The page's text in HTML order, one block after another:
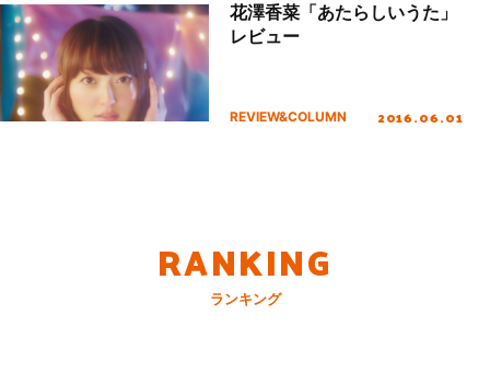
花澤香菜「あたらしいうた」
レビュー
REVIEW&COLUMN 2016.06.01
RANKING
ランキング